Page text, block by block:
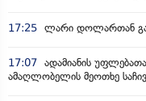
17:25 ლარი დოლართან
17:07 ადამიანის
ამაღლობელის მეოთხე